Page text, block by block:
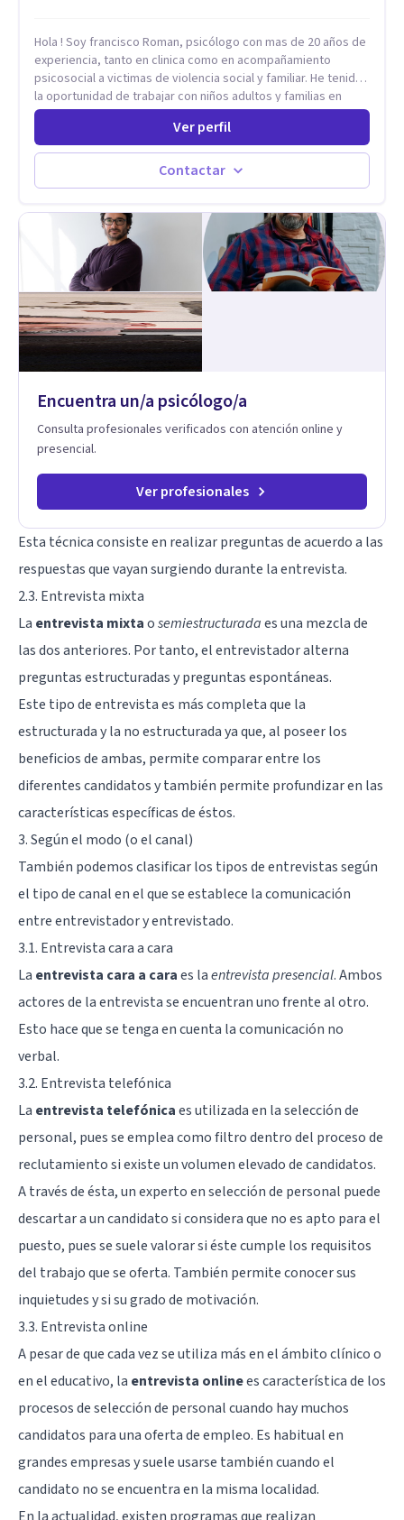
Hola ! Soy francisco Roman, psicólogo con mas de 20 años de
experiencia, tanto en clinica como en acompañamiento
psicosocial a victimas de violencia social y familiar. He tenido
la oportunidad de trabajar con niños adultos y familias en
todos los espacios y esto me ha dado un una variedad de
aprendizajes que ahora pongo a tu disposicion. En la
actualidad puedo atenderte de manera presencial y/o virtual,
de lunes a sabado. el costo de cada sesión lo acordamos en
el primer contacto
Ver perfil
Contactar
Encuentra un/a psicólogo/a
Consulta profesionales verificados con atención online y
presencial.
Ver profesionales
Esta técnica consiste en realizar preguntas de acuerdo a las
respuestas que vayan surgiendo durante la entrevista.
2.3. Entrevista mixta
La entrevista mixtaosemiestructuradaes una mezcla de
las dos anteriores. Por tanto, el entrevistador alterna
preguntas estructuradas y preguntas espontáneas.
Este tipo de entrevista es más completa que la
estructurada y la no estructurada ya que, al poseer los
beneficios de ambas, permite comparar entre los
diferentes candidatos y también permite profundizar en las
características específicas de éstos.
3. Según el modo (o el canal)
También podemos clasificar los tipos de entrevistas según
el tipo de canal en el que se establece la comunicación
entre entrevistador y entrevistado.
3.1. Entrevista cara a cara
La entrevista cara a caraes laentrevista presencial. Ambos
actores de la entrevista se encuentran uno frente al otro.
Esto hace que se tenga en cuenta la comunicación no
verbal.
3.2. Entrevista telefónica
La entrevista telefónicaes utilizada en la selección de
personal, pues se emplea como filtro dentro del proceso de
reclutamiento si existe un volumen elevado de candidatos.
A través de ésta, un experto en selección de personal puede
descartar a un candidato si considera que no es apto para el
puesto, pues se suele valorar si éste cumple los requisitos
del trabajo que se oferta. También permite conocer sus
inquietudes y si su grado de motivación.
3.3. Entrevista online
A pesar de que cada vez se utiliza más en el ámbito clínico o
en el educativo, la entrevista onlinees característica de los
procesos de selección de personal cuando hay muchos
candidatos para una oferta de empleo. Es habitual en
grandes empresas y suele usarse también cuando el
candidato no se encuentra en la misma localidad.